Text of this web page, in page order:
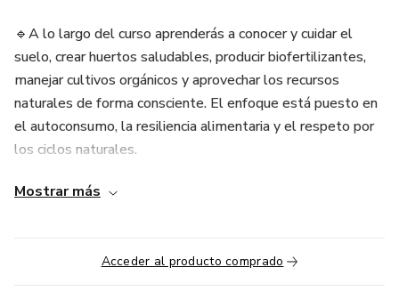
🔹A lo largo del curso aprenderás a conocer y cuidar el
suelo, crear huertos saludables, producir biofertilizantes,
manejar cultivos orgánicos y aprovechar los recursos
naturales de forma consciente. El enfoque está puesto en
el autoconsumo, la resiliencia alimentaria y el respeto por
los ciclos naturales.
🔹El curso combina teoría esencial con aplicaciones
rurales como urbanos, permitiéndote avanzar hacia un
estilo de vida más autosuficiente y equilibrado.
Mostrar más
Acceder al producto comprado